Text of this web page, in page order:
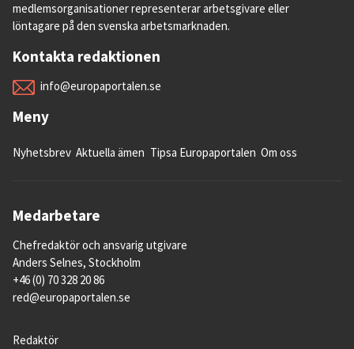
medlemsorganisationer representerar arbetsgivare eller
löntagare på den svenska arbetsmarknaden.
Kontakta redaktionen
info@europaportalen.se
Meny
Nyhetsbrev Aktuella ämen Tipsa Europaportalen Om oss
Medarbetare
Chefredaktör och ansvarig utgivare
Anders Selnes, Stockholm
+46 (0) 70 328 20 86
red@europaportalen.se
Redaktör